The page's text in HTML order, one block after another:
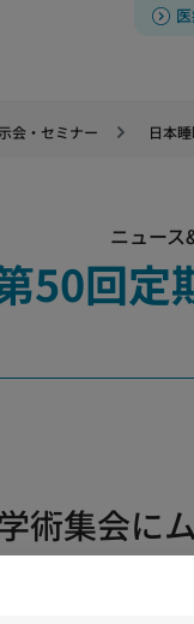
会・セミナー 日本
50回定
ニュース
術集会に